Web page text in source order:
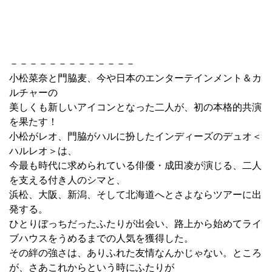
－－－－－－－－－－－－－
小松菜奈と門脇麦、今や日本のエンターテインメント＆カ
ルチャーの
美しくも新しいアイコンとなった二人が、初の本格的共演
を果たす！
小松がレオ、門脇がハルに扮したインディーズのデュオ＜
ハルレオ＞は、
今最も時代に求められている俳優・成田凌が演じる、二人
を支える付き人のシマと、
浜松、大阪、新潟、そして北海道へとさよならツアーに出
発する。
ひとりぼっちだったふたりが出会い、路上から始めてライ
ブハウスをうめるまでの人気を獲得した。
その絆の強さは、ありふれた友情なんかじゃない。ところ
が、さあこれからという時にふたりが